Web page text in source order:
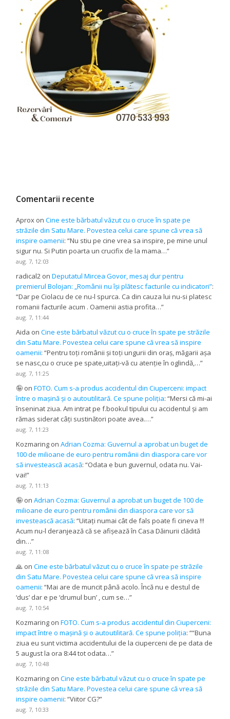
Comentarii recente
Aprox onCine este bărbatul văzut cu o cruce în spate pe
străzile din Satu Mare. Povestea celui care spune că vrea să
inspire oamenii: “Nu stiu pe cine vrea sa inspire, pe mine unul
sigur nu. Si Putin poarta un crucifix de la mama…”
aug. 7, 12:03
radical2 onDeputatul Mircea Govor, mesaj dur pentru
premierul Bolojan: „Românii nu își plătesc facturile cu indicatori”:
“Dar pe Ciolacu de ce nu-l spurca. Ca din cauza lui nu-si platesc
romanii facturile acum . Oamenii astia profita…”
aug. 7, 11:44
Aida onCine este bărbatul văzut cu o cruce în spate pe străzile
din Satu Mare. Povestea celui care spune că vrea să inspire
oamenii: “Pentru toți românii și toți ungurii din oraș, măgarii așa
se nasc,cu o cruce pe spate,uitați-vă cu atenție în oglindă,…”
aug. 7, 11:25
🤪 onFOTO. Cum s-a produs accidentul din Ciuperceni: impact
între o mașină și o autoutilitară. Ce spune poliția: “Mersi că mi-ai
înseninat ziua. Am intrat pe f.bookul tipului cu accidentul și am
rămas siderat câți sustinători poate avea.…”
aug. 7, 11:23
Kozmaring onAdrian Cozma: Guvernul a aprobat un buget de
100 de milioane de euro pentru românii din diaspora care vor
să investească acasă: “Odata e bun guvernul, odata nu. Vai-
vai!”
aug. 7, 11:13
🤪 onAdrian Cozma: Guvernul a aprobat un buget de 100 de
milioane de euro pentru românii din diaspora care vor să
investească acasă: “Uitați numai cât de fals poate fi cineva !!!
Acum nu-l deranjează că se afișează în Casa Dăinurii clădită
din…”
aug. 7, 11:08
🙏 onCine este bărbatul văzut cu o cruce în spate pe străzile
din Satu Mare. Povestea celui care spune că vrea să inspire
oamenii: “Mai are de muncit până acolo. Încă nu e destul de
‘dus’ dar e pe ‘drumul bun’ , cum se…”
aug. 7, 10:54
Kozmaring onFOTO. Cum s-a produs accidentul din Ciuperceni:
impact între o mașină și o autoutilitară. Ce spune poliția: ““Buna
ziua eu sunt victima accidentului de la ciuperceni de pe data de
5 august la ora 8:44 tot odata…”
aug. 7, 10:48
Kozmaring onCine este bărbatul văzut cu o cruce în spate pe
străzile din Satu Mare. Povestea celui care spune că vrea să
inspire oamenii: “Viitor CG?”
aug. 7, 10:33